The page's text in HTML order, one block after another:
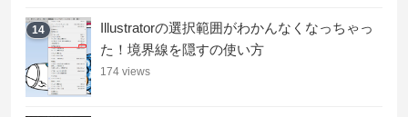
14
Illustratorの選択範囲がわかんなくなっちゃっ
た！境界線を隠すの使い方
174 views